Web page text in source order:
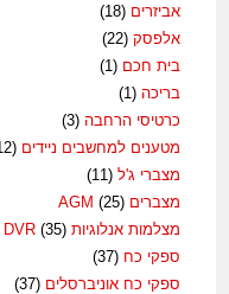
אביזרים (18)
אלפסק (22)
בית חכם (1)
בריכה (1)
כרטיסי הרחבה (3)
מטענים למחשבים ניידים (212)
מצברי ג'ל (11)
מצברים AGM(25)
מצלמות אנלוגיות DVR(35)
ספקי כח (37)
ספקי כח אוניברסלים (37)